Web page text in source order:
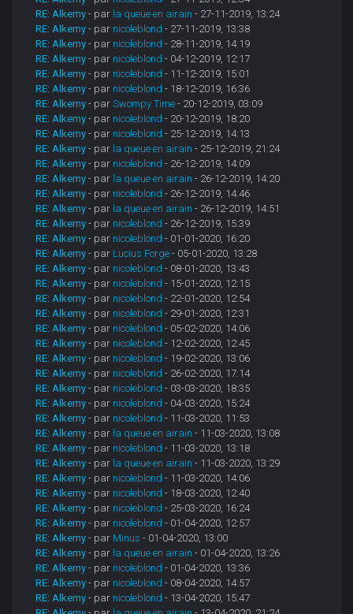
RE: Alkemy - par la queue en airain - 27-11-2019, 13:24
RE: Alkemy - par nicoleblond - 27-11-2019, 13:38
RE: Alkemy - par nicoleblond - 28-11-2019, 14:19
RE: Alkemy - par nicoleblond - 04-12-2019, 12:17
RE: Alkemy - par nicoleblond - 11-12-2019, 15:01
RE: Alkemy - par nicoleblond - 18-12-2019, 16:36
RE: Alkemy - parSwompy Time - 20-12-2019, 03:09
RE: Alkemy - par nicoleblond - 20-12-2019, 18:20
RE: Alkemy - par nicoleblond - 25-12-2019, 14:13
RE: Alkemy - par la queue en airain - 25-12-2019, 21:24
RE: Alkemy - par nicoleblond - 26-12-2019, 14:09
RE: Alkemy - par la queue en airain - 26-12-2019, 14:20
RE: Alkemy - par nicoleblond - 26-12-2019, 14:46
RE: Alkemy - par la queue en airain - 26-12-2019, 14:51
RE: Alkemy - par nicoleblond - 26-12-2019, 15:39
RE: Alkemy - par nicoleblond - 01-01-2020, 16:20
RE: Alkemy - par Lucius Forge - 05-01-2020, 13:28
RE: Alkemy - par nicoleblond - 08-01-2020, 13:43
RE: Alkemy - par nicoleblond - 15-01-2020, 12:15
RE: Alkemy - par nicoleblond - 22-01-2020, 12:54
RE: Alkemy - par nicoleblond - 29-01-2020, 12:31
RE: Alkemy - par nicoleblond - 05-02-2020, 14:06
RE: Alkemy - par nicoleblond - 12-02-2020, 12:45
RE: Alkemy - par nicoleblond - 19-02-2020, 13:06
RE: Alkemy - par nicoleblond - 26-02-2020, 17:14
RE: Alkemy - par nicoleblond - 03-03-2020, 18:35
RE: Alkemy - par nicoleblond - 04-03-2020, 15:24
RE: Alkemy - par nicoleblond - 11-03-2020, 11:53
RE: Alkemy - par la queue en airain - 11-03-2020, 13:08
RE: Alkemy - par nicoleblond - 11-03-2020, 13:18
RE: Alkemy - par la queue en airain - 11-03-2020, 13:29
RE: Alkemy - par nicoleblond - 11-03-2020, 14:06
RE: Alkemy - par nicoleblond - 18-03-2020, 12:40
RE: Alkemy - par nicoleblond - 25-03-2020, 16:24
RE: Alkemy - par nicoleblond - 01-04-2020, 12:57
RE: Alkemy - par Minus - 01-04-2020, 13:00
RE: Alkemy - par la queue en airain - 01-04-2020, 13:26
RE: Alkemy - par nicoleblond - 01-04-2020, 13:36
RE: Alkemy - par nicoleblond - 08-04-2020, 14:57
RE: Alkemy - par nicoleblond - 13-04-2020, 15:47